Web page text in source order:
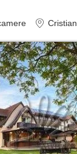
Cristian